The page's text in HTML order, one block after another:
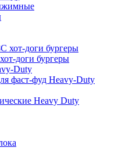
доги бургеры
Duty
фаст-фуд Heavy-Duty
Heavy Duty